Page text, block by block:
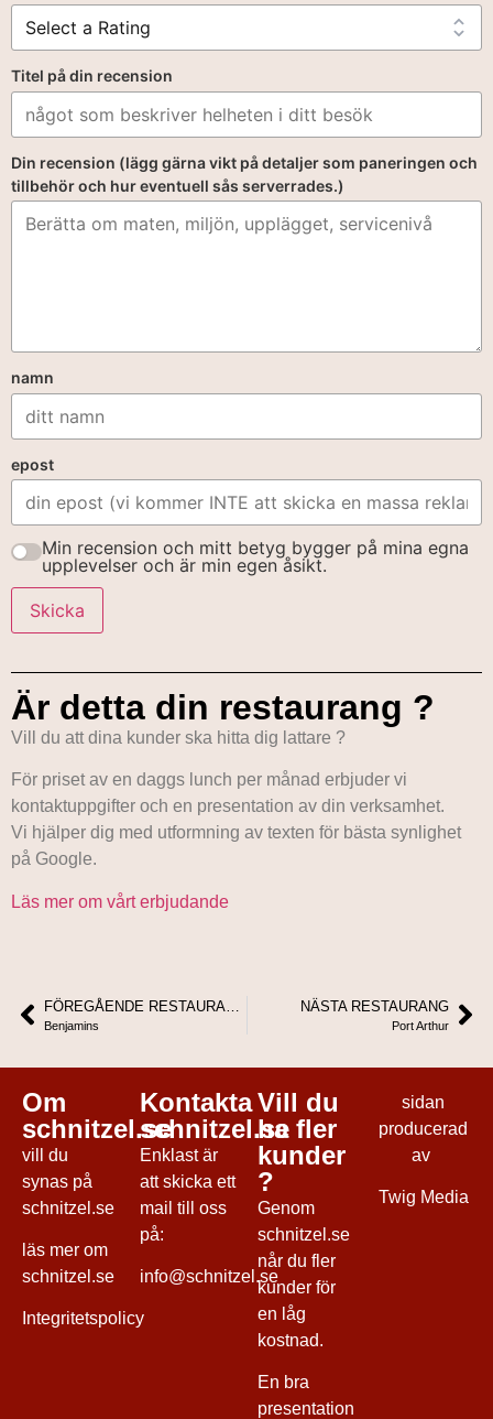
Titel på din recension
Din recension (lägg gärna vikt på detaljer som paneringen och
tillbehör och hur eventuell sås serverrades.)
namn
epost
Min recension och mitt betyg bygger på mina egna
upplevelser och är min egen åsikt.
Skicka
Är detta din restaurang ?
Vill du att dina kunder ska hitta dig lattare ?
För priset av en daggs lunch per månad erbjuder vi
kontaktuppgifter och en presentation av din verksamhet.
Vi hjälper dig med utformning av texten för bästa synlighet
på Google.
Läs mer om vårt erbjudande
Benjamins
NÄSTA RESTAURANG
Port Arthur
Om
schnitzel.se
vill du
synas på
schnitzel.se
läs mer om
schnitzel.se
Integritetspolicy
Kontakta
schnitzel.se
Enklast är
att skicka ett
mail till oss
på:
info@schnitzel.se
Vill du
ha fler
kunder
?
Genom
schnitzel.se
når du fler
kunder för
en låg
kostnad.
En bra
presentation
sidan
producerad
av
Twig Media